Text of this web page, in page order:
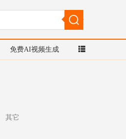
免费AI视频生成
其它